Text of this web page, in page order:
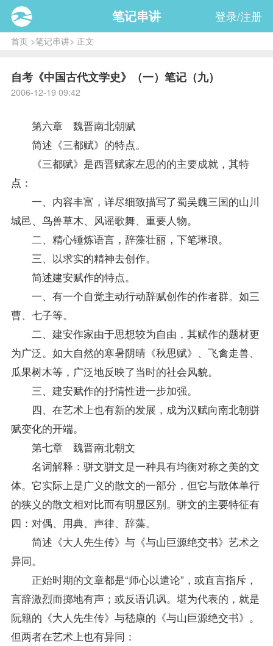
笔记串讲 登录/注册
首页>笔记串讲> 正文
自考《中国古代文学史》（一）笔记（九）
2006-12-19 09:42
第六章 魏晋南北朝赋
简述《三都赋》的特点。
《三都赋》是西晋赋家左思的的主要成就，其特
点：
一、内容丰富，详尽细致描写了蜀吴魏三国的山川
城邑、鸟兽草木、风谣歌舞、重要人物。
二、精心锤炼语言，辞藻壮丽，下笔琳琅。
三、以求实的精神去创作。
简述建安赋作的特点。
一、有一个自觉主动行动辞赋创作的作者群。如三
曹、七子等。
二、建安作家由于思想较为自由，其赋作的题材更
为广泛。如大自然的寒暑阴晴《秋思赋》、飞禽走兽、
瓜果树木等，广泛地反映了当时的社会风貌。
三、建安赋作的抒情性进一步加强。
四、在艺术上也有新的发展，成为汉赋向南北朝骈
赋变化的开端。
第七章 魏晋南北朝文
名词解释：骈文骈文是一种具有均衡对称之美的文
体。它实际上是广义的散文的一部分，但它与散体单行
的狭义的散文相对比而有明显区别。骈文的主要特征有
四：对偶、用典、声律、辞藻。
简述《大人先生传》与《与山巨源绝交书》艺术之
异同。
正始时期的文章都是“师心以遣论”，或直言指斥，
言辞激烈而掷地有声；或反语讥讽。堪为代表的，就是
阮籍的《大人先生传》与嵇康的《与山巨源绝交书》。
但两者在艺术上也有异同：